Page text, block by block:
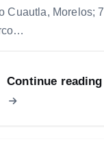
Cuautla, Morelos; 7
Continue reading